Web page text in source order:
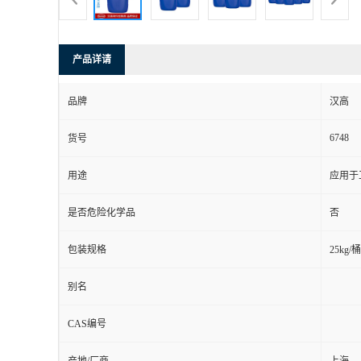
产品详请
品牌 汉高
货号 6748
用途 应用于
是否危险化学品 否
包装规格 25kg/桶
别名
CAS编号